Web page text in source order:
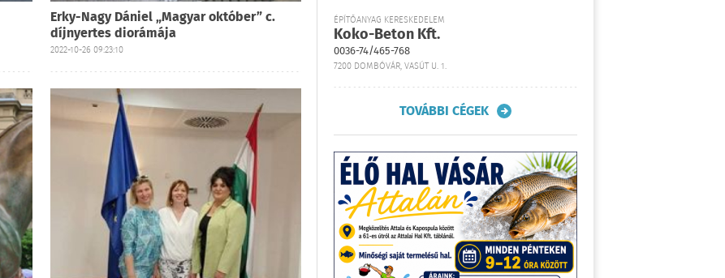
Erky-Nagy Dániel „Magyar október” c.
díjnyertes diorámája
2022-10-26 09:23:10
ÉPÍTŐANYAG KERESKEDELEM
Koko-Beton Kft.
0036-74/465-768
7200 DOMBÓVÁR, VASÚT U. 1.
TOVÁBBI CÉGEK